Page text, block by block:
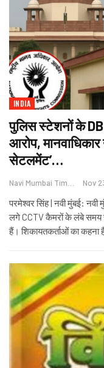
INDIA
पुलिस स्टेशनों के
आरोप,
सेटलमेंट’…
Nov
परमेश्वर सिंह | नवी मुंबई:
लगे CCTV कैमरों के लंबे समय
हैं। शिकायतकर्ताओं का कहना